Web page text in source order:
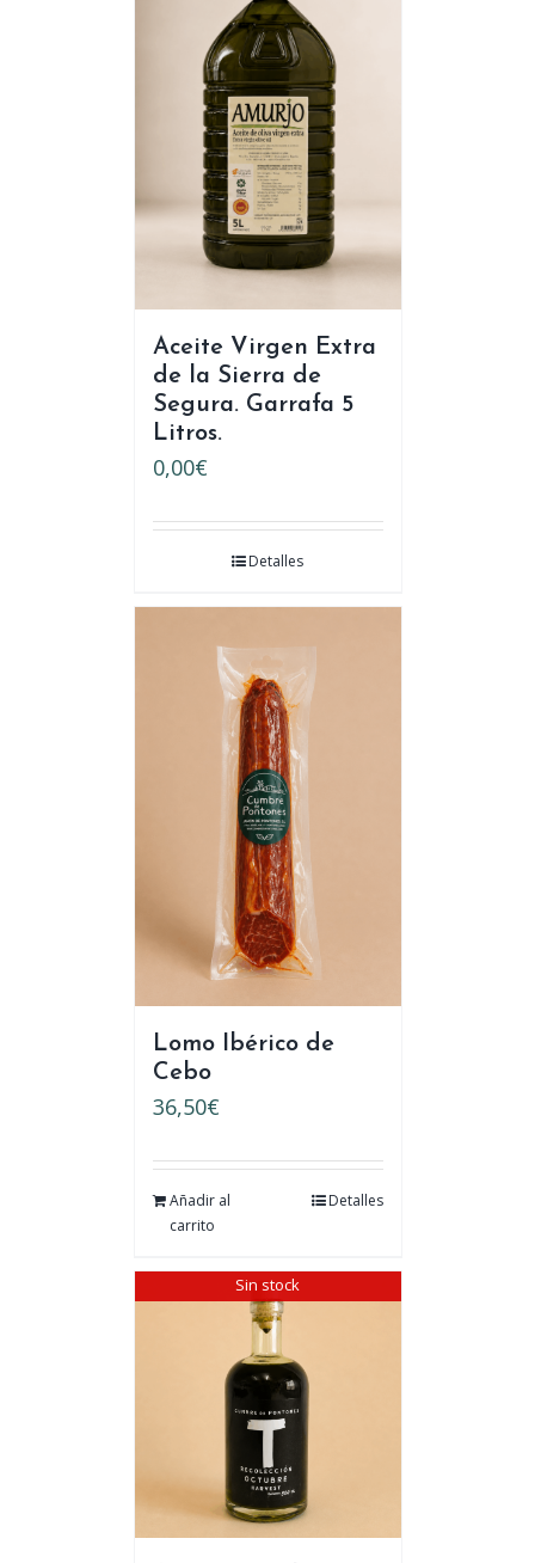
Aceite Virgen Extra
de la Sierra de
Segura. Garrafa 5
Litros.
0,00€
Detalles
Lomo Ibérico de
Cebo
36,50€
Añadir al
carrito
Detalles
Sin stock